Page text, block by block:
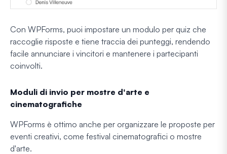
Con WPForms, puoi impostare un modulo per quiz che
raccoglie risposte e tiene traccia dei punteggi, rendendo
facile annunciare i vincitori e mantenere i partecipanti
coinvolti.
Moduli di invio per mostre d'arte e
cinematografiche
WPForms è ottimo anche per organizzare le proposte per
eventi creativi, come festival cinematografici o mostre
d'arte.